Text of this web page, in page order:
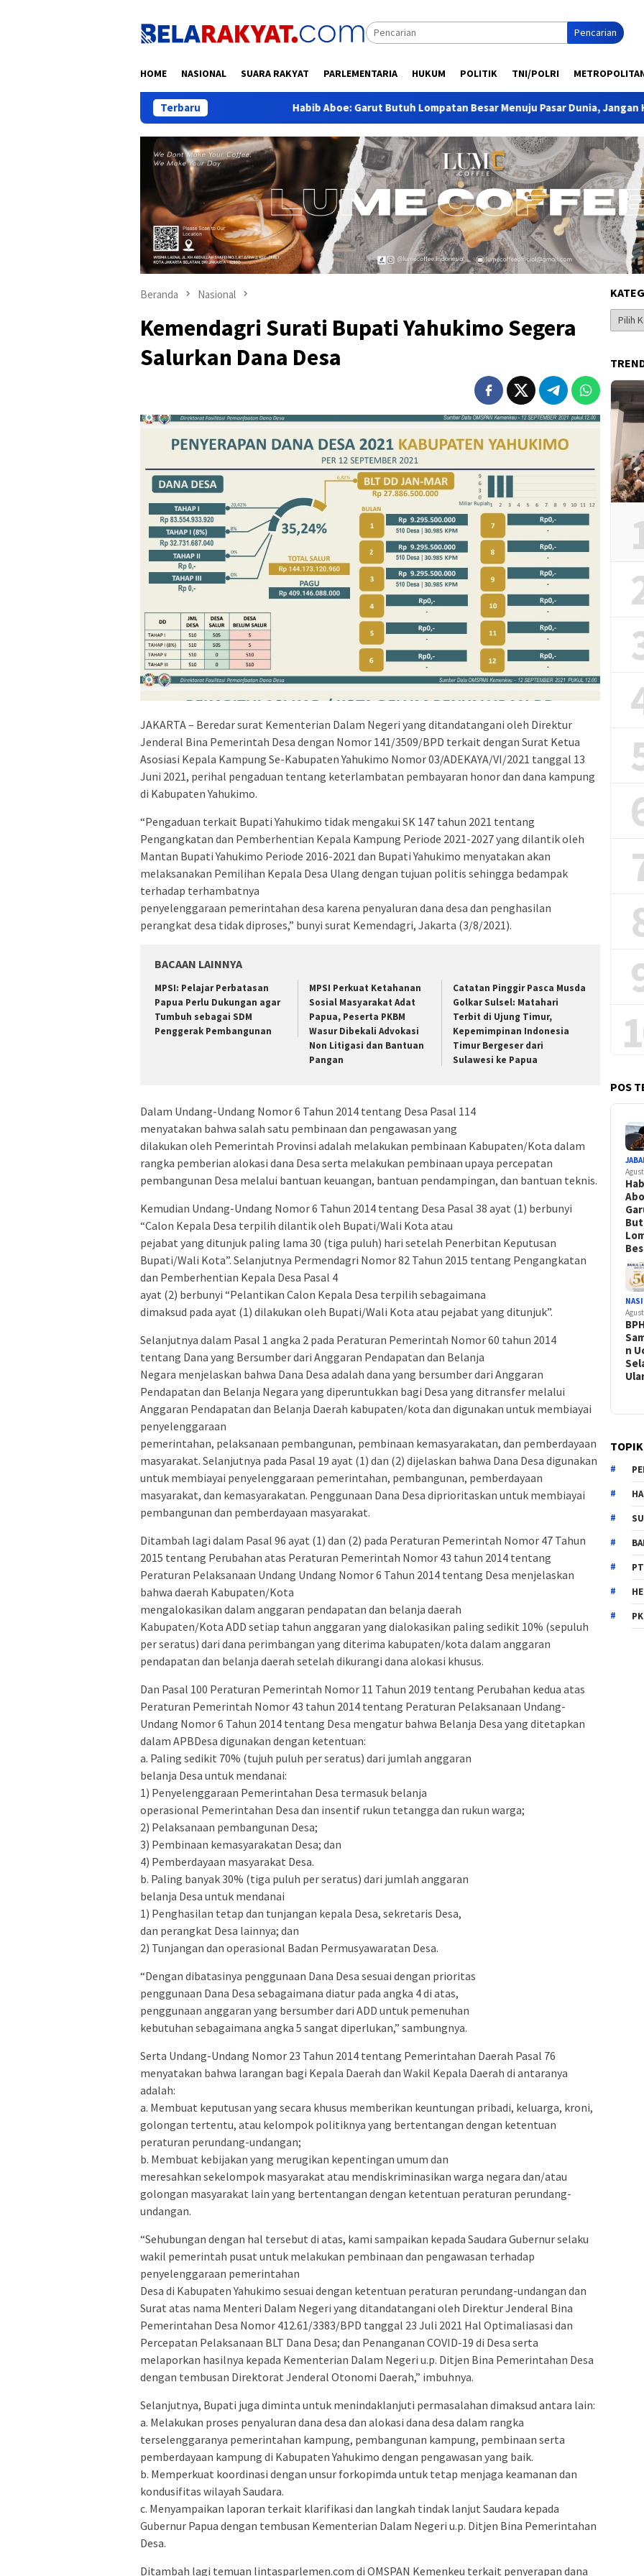
Pencarian
HOME NASIONAL SUARA RAKYAT PARLEMENTARIA HUKUM POLITIK TNI/POLRI
TerbaruHabib Aboe: Garut Butuh Lompatan Besar Menuju Pasar Dunia, Jangan Hanya Ekspor Bahan
Beranda Nasional
Kemendagri Surati Bupati Yahukimo Segera
Salurkan Dana Desa
JAKARTA – Beredar surat Kementerian Dalam Negeri yang ditandatangani oleh Direktur
Jenderal Bina Pemerintah Desa dengan Nomor 141/3509/BPD terkait dengan Surat Ketua
Asosiasi Kepala Kampung Se-Kabupaten Yahukimo Nomor 03/ADEKAYA/VI/2021 tanggal 13
Juni 2021, perihal pengaduan tentang keterlambatan pembayaran honor dan dana kampung
di Kabupaten Yahukimo.
“Pengaduan terkait Bupati Yahukimo tidak mengakui SK 147 tahun 2021 tentang
Pengangkatan dan Pemberhentian Kepala Kampung Periode 2021-2027 yang dilantik oleh
Mantan Bupati Yahukimo Periode 2016-2021 dan Bupati Yahukimo menyatakan akan
melaksanakan Pemilihan Kepala Desa Ulang dengan tujuan politis sehingga bedampak
terhadap terhambatnya
penyelenggaraan pemerintahan desa karena penyaluran dana desa dan penghasilan
perangkat desa tidak diproses,” bunyi surat Kemendagri, Jakarta (3/8/2021).
BACAAN LAINNYA
MPSI: Pelajar Perbatasan
Papua Perlu Dukungan agar
Tumbuh sebagai SDM
Penggerak Pembangunan
MPSI Perkuat Ketahanan
Sosial Masyarakat Adat
Papua, Peserta PKBM
Wasur Dibekali Advokasi
Non Litigasi dan Bantuan
Pangan
Catatan Pinggir Pasca Musda
Golkar Sulsel: Matahari
Terbit di Ujung Timur,
Kepemimpinan Indonesia
Timur Bergeser dari
Sulawesi ke Papua
Dalam Undang-Undang Nomor 6 Tahun 2014 tentang Desa Pasal 114
menyatakan bahwa salah satu pembinaan dan pengawasan yang
dilakukan oleh Pemerintah Provinsi adalah melakukan pembinaan Kabupaten/Kota dalam
rangka pemberian alokasi dana Desa serta melakukan pembinaan upaya percepatan
pembangunan Desa melalui bantuan keuangan, bantuan pendampingan, dan bantuan teknis.
Kemudian Undang-Undang Nomor 6 Tahun 2014 tentang Desa Pasal 38 ayat (1) berbunyi
“Calon Kepala Desa terpilih dilantik oleh Bupati/Wali Kota atau
pejabat yang ditunjuk paling lama 30 (tiga puluh) hari setelah Penerbitan Keputusan
Bupati/Wali Kota”. Selanjutnya Permendagri Nomor 82 Tahun 2015 tentang Pengangkatan
dan Pemberhentian Kepala Desa Pasal 4
ayat (2) berbunyi “Pelantikan Calon Kepala Desa terpilih sebagaimana
dimaksud pada ayat (1) dilakukan oleh Bupati/Wali Kota atau pejabat yang ditunjuk”.
Selanjutnya dalam Pasal 1 angka 2 pada Peraturan Pemerintah Nomor 60 tahun 2014
tentang Dana yang Bersumber dari Anggaran Pendapatan dan Belanja
Negara menjelaskan bahwa Dana Desa adalah dana yang bersumber dari Anggaran
Pendapatan dan Belanja Negara yang diperuntukkan bagi Desa yang ditransfer melalui
Anggaran Pendapatan dan Belanja Daerah kabupaten/kota dan digunakan untuk membiayai
penyelenggaraan
pemerintahan, pelaksanaan pembangunan, pembinaan kemasyarakatan, dan pemberdayaan
masyarakat. Selanjutnya pada Pasal 19 ayat (1) dan (2) dijelaskan bahwa Dana Desa digunakan
untuk membiayai penyelenggaraan pemerintahan, pembangunan, pemberdayaan
masyarakat, dan kemasyarakatan. Penggunaan Dana Desa diprioritaskan untuk membiayai
pembangunan dan pemberdayaan masyarakat.
Ditambah lagi dalam Pasal 96 ayat (1) dan (2) pada Peraturan Pemerintah Nomor 47 Tahun
2015 tentang Perubahan atas Peraturan Pemerintah Nomor 43 tahun 2014 tentang
Peraturan Pelaksanaan Undang Undang Nomor 6 Tahun 2014 tentang Desa menjelaskan
bahwa daerah Kabupaten/Kota
mengalokasikan dalam anggaran pendapatan dan belanja daerah
Kabupaten/Kota ADD setiap tahun anggaran yang dialokasikan paling sedikit 10% (sepuluh
per seratus) dari dana perimbangan yang diterima kabupaten/kota dalam anggaran
pendapatan dan belanja daerah setelah dikurangi dana alokasi khusus.
Dan Pasal 100 Peraturan Pemerintah Nomor 11 Tahun 2019 tentang Perubahan kedua atas
Peraturan Pemerintah Nomor 43 tahun 2014 tentang Peraturan Pelaksanaan Undang-
Undang Nomor 6 Tahun 2014 tentang Desa mengatur bahwa Belanja Desa yang ditetapkan
dalam APBDesa digunakan dengan ketentuan:
a. Paling sedikit 70% (tujuh puluh per seratus) dari jumlah anggaran
belanja Desa untuk mendanai:
1) Penyelenggaraan Pemerintahan Desa termasuk belanja
operasional Pemerintahan Desa dan insentif rukun tetangga dan rukun warga;
2) Pelaksanaan pembangunan Desa;
3) Pembinaan kemasyarakatan Desa; dan
4) Pemberdayaan masyarakat Desa.
b. Paling banyak 30% (tiga puluh per seratus) dari jumlah anggaran
belanja Desa untuk mendanai
1) Penghasilan tetap dan tunjangan kepala Desa, sekretaris Desa,
dan perangkat Desa lainnya; dan
2) Tunjangan dan operasional Badan Permusyawaratan Desa.
“Dengan dibatasinya penggunaan Dana Desa sesuai dengan prioritas
penggunaan Dana Desa sebagaimana diatur pada angka 4 di atas,
penggunaan anggaran yang bersumber dari ADD untuk pemenuhan
kebutuhan sebagaimana angka 5 sangat diperlukan,” sambungnya.
Serta Undang-Undang Nomor 23 Tahun 2014 tentang Pemerintahan Daerah Pasal 76
menyatakan bahwa larangan bagi Kepala Daerah dan Wakil Kepala Daerah di antaranya
adalah:
a. Membuat keputusan yang secara khusus memberikan keuntungan pribadi, keluarga, kroni,
golongan tertentu, atau kelompok politiknya yang bertentangan dengan ketentuan
peraturan perundang-undangan;
b. Membuat kebijakan yang merugikan kepentingan umum dan
meresahkan sekelompok masyarakat atau mendiskriminasikan warga negara dan/atau
golongan masyarakat lain yang bertentangan dengan ketentuan peraturan perundang-
undangan.
“Sehubungan dengan hal tersebut di atas, kami sampaikan kepada Saudara Gubernur selaku
wakil pemerintah pusat untuk melakukan pembinaan dan pengawasan terhadap
penyelenggaraan pemerintahan
Desa di Kabupaten Yahukimo sesuai dengan ketentuan peraturan perundang-undangan dan
Surat atas nama Menteri Dalam Negeri yang ditandatangani oleh Direktur Jenderal Bina
Pemerintahan Desa Nomor 412.61/3383/BPD tanggal 23 Juli 2021 Hal Optimaliasasi dan
Percepatan Pelaksanaan BLT Dana Desa; dan Penanganan COVID-19 di Desa serta
melaporkan hasilnya kepada Kementerian Dalam Negeri u.p. Ditjen Bina Pemerintahan Desa
dengan tembusan Direktorat Jenderal Otonomi Daerah,” imbuhnya.
Selanjutnya, Bupati juga diminta untuk menindaklanjuti permasalahan dimaksud antara lain:
a. Melakukan proses penyaluran dana desa dan alokasi dana desa dalam rangka
terselenggaranya pemerintahan kampung, pembangunan kampung, pembinaan serta
pemberdayaan kampung di Kabupaten Yahukimo dengan pengawasan yang baik.
b. Memperkuat koordinasi dengan unsur forkopimda untuk tetap menjaga keamanan dan
kondusifitas wilayah Saudara.
c. Menyampaikan laporan terkait klarifikasi dan langkah tindak lanjut Saudara kepada
Gubernur Papua dengan tembusan Kementerian Dalam Negeri u.p. Ditjen Bina Pemerintahan
Desa.
Ditambah lagi temuan lintasparlemen.com di OMSPAN Kemenkeu terkait penyerapan dana
Berita
POS
n